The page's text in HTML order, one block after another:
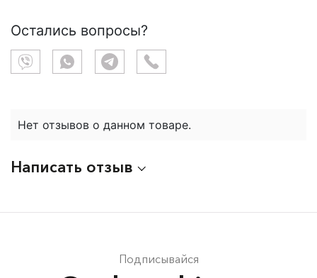
Остались вопросы?
Нет отзывов о данном товаре.
Написать отзыв
Подписывайся